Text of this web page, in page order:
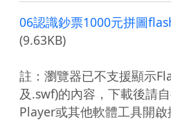
06認識鈔票1000元拼圖
(9.63KB)
註：瀏覽器已不支援顯示
及.swf)的內容，下載後請
Player或其他軟體工具開啟